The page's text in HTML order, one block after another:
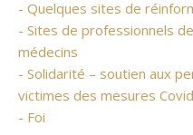
- Quelques sites de
- Sites de professionnels
médecins
- Solidarité – soutien aux
victimes des mesures Covid
- Foi